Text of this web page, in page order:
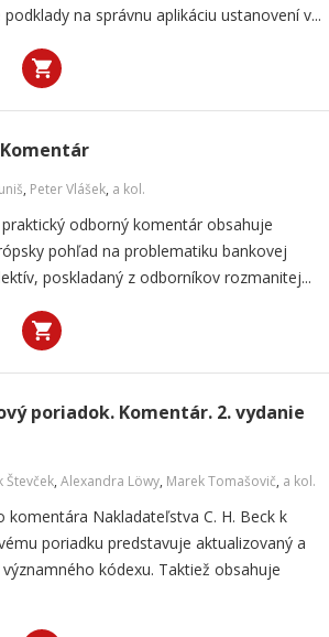
na správnu aplikáciu ustanovení v...
, Peter Vlášek, a kol.
odborný komentár obsahuje
pohľad na problematiku bankovej
poskladaný z odborníkov rozmanitej...
poriadok. Komentár. 2. vydanie
Števček, Alexandra Löwy, Marek Tomašovič, a kol.
komentára Nakladateľstva C. H. Beck k
poriadku predstavuje aktualizovaný a
kódexu. Taktiež obsahuje